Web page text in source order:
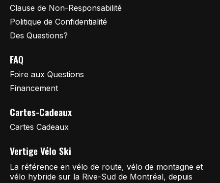
Clause de Non-Responsabilité
Politique de Confidentialité
Des Questions?
FAQ
Foire aux Questions
Financement
Cartes-Cadeaux
Cartes Cadeaux
Vertige Vélo Ski
La référence en vélo de route, vélo de montagne et
vélo hybride sur la Rive-Sud de Montréal, depuis